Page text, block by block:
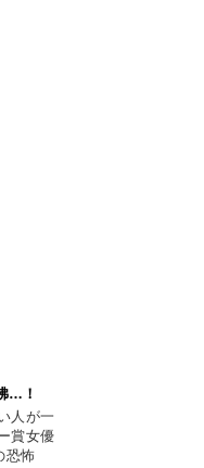
イテー最高な私の今』共に
…！
人が一
賞女優
恐怖